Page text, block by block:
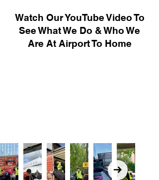
Watch Our YouTube Video To
See What We Do & Who We
Are At Airport To Home